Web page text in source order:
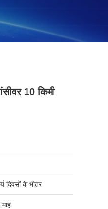
10 किमी
दिवसों के भीतर